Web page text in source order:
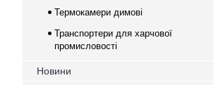
Термокамери димові
Транспортери для харчової
промисловості
Новини